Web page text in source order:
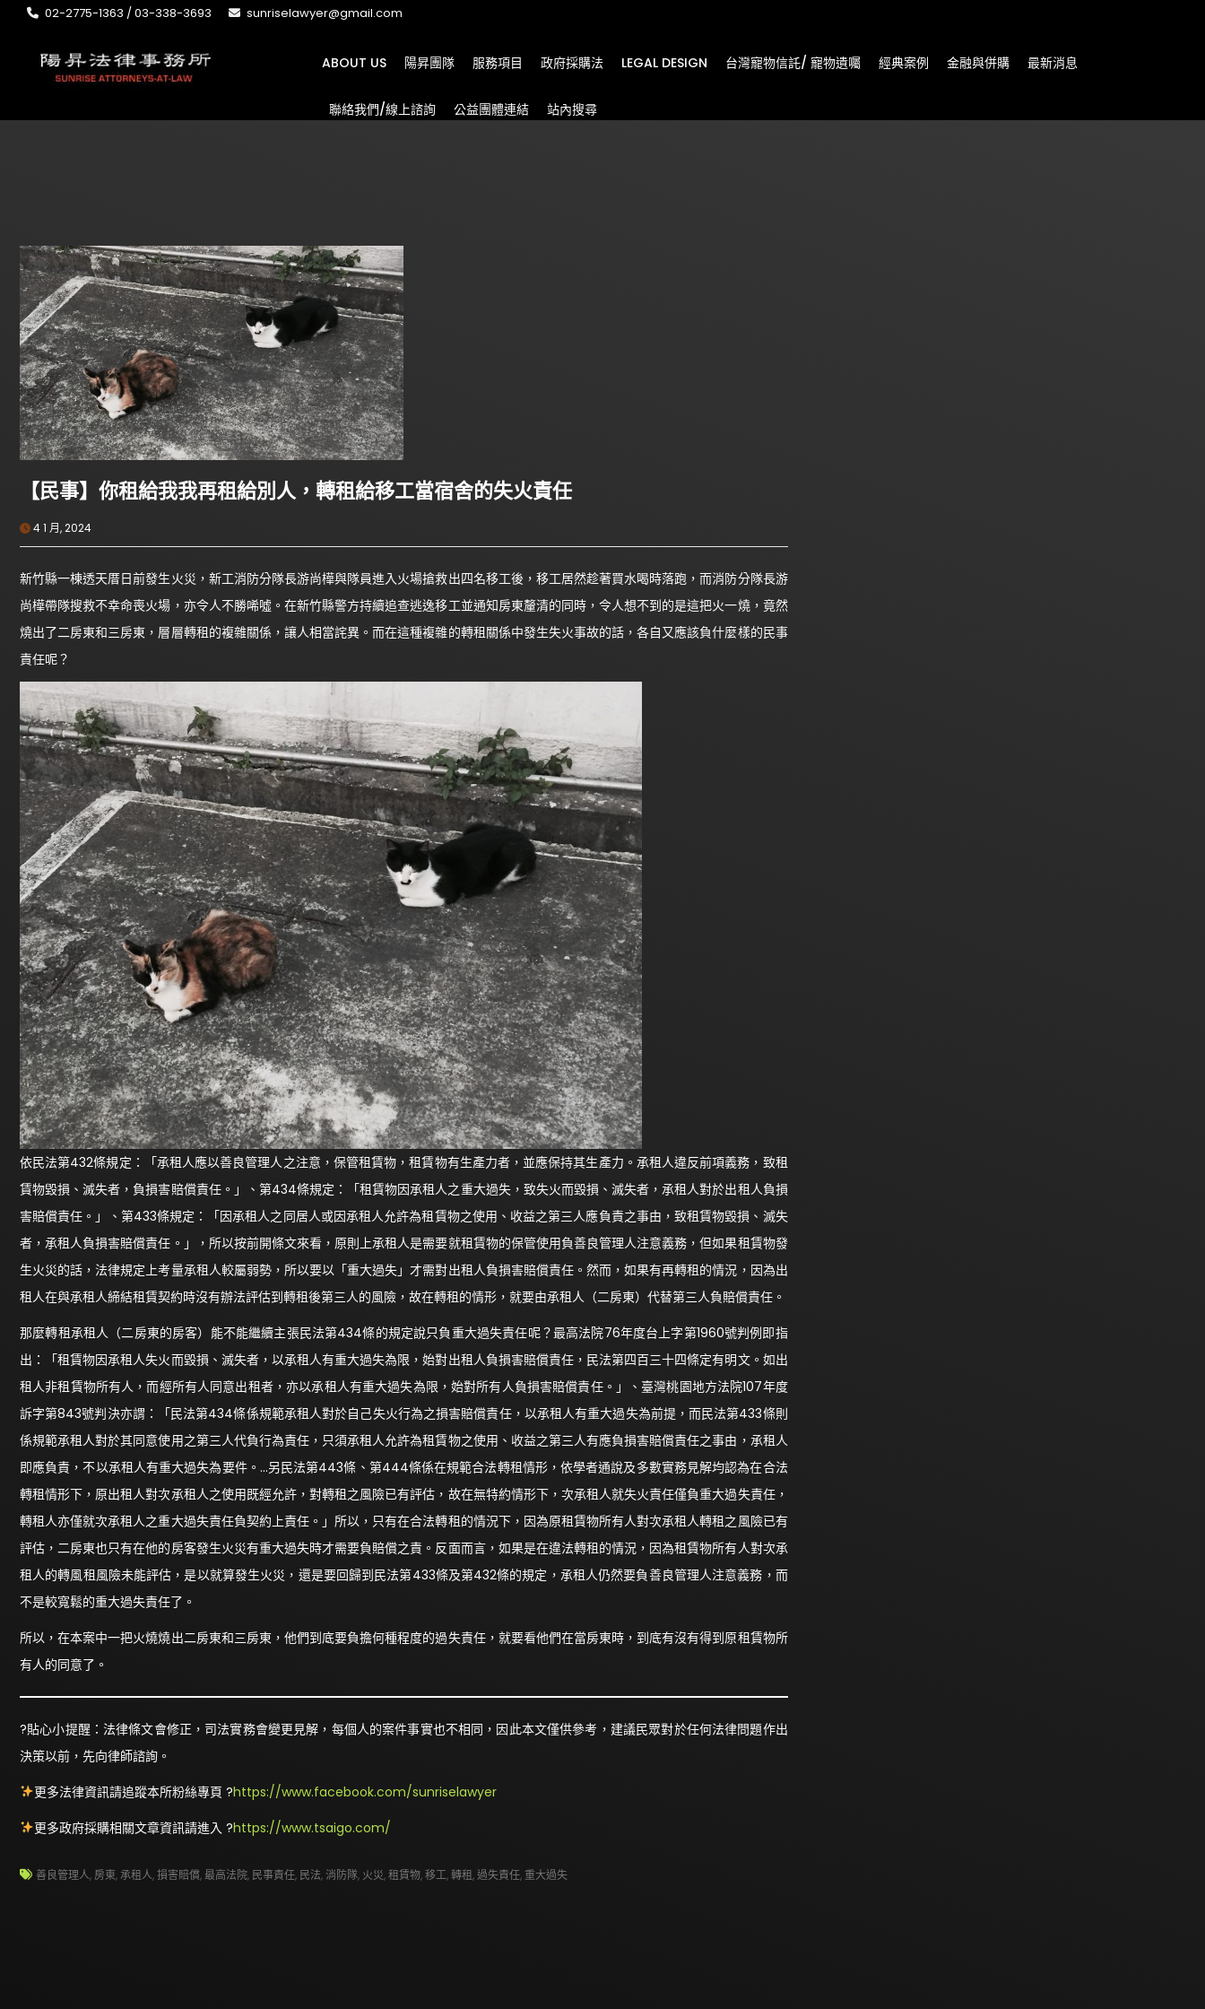
02-2775-1363 / 03-338-3693 sunriselawyer@gmail.com
ABOUT US 陽昇團隊 服務項目 政府採購法 LEGAL DESIGN 台灣寵物信託/ 寵物遺囑 經典案例 金融與併購 最新消息
聯絡我們/線上諮詢 公益團體連結 站內搜尋
【民事】你租給我我再租給別人，轉租給移工當宿舍的失火責任
4 1 月, 2024
新竹縣一棟透天厝日前發生火災，新工消防分隊長游尚樺與隊員進入火場搶救出四名移工後，移工居然趁著買水喝時落跑，而消防分隊長游
尚樺帶隊搜救不幸命喪火場，亦令人不勝唏噓。在新竹縣警方持續追查逃逸移工並通知房東釐清的同時，令人想不到的是這把火一燒，竟然
燒出了二房東和三房東，層層轉租的複雜關係，讓人相當詫異。而在這種複雜的轉租關係中發生失火事故的話，各自又應該負什麼樣的民事
責任呢？
依民法第432條規定：「承租人應以善良管理人之注意，保管租賃物，租賃物有生產力者，並應保持其生產力。承租人違反前項義務，致租
賃物毀損、滅失者，負損害賠償責任。」、第434條規定：「租賃物因承租人之重大過失，致失火而毀損、滅失者，承租人對於出租人負損
害賠償責任。」、第433條規定：「因承租人之同居人或因承租人允許為租賃物之使用、收益之第三人應負責之事由，致租賃物毀損、滅失
者，承租人負損害賠償責任。」，所以按前開條文來看，原則上承租人是需要就租賃物的保管使用負善良管理人注意義務，但如果租賃物發
生火災的話，法律規定上考量承租人較屬弱勢，所以要以「重大過失」才需對出租人負損害賠償責任。然而，如果有再轉租的情況，因為出
租人在與承租人締結租賃契約時沒有辦法評估到轉租後第三人的風險，故在轉租的情形，就要由承租人（二房東）代替第三人負賠償責任。
那麼轉租承租人（二房東的房客）能不能繼續主張民法第434條的規定說只負重大過失責任呢？最高法院76年度台上字第1960號判例即指
出：「租賃物因承租人失火而毀損、滅失者，以承租人有重大過失為限，始對出租人負損害賠償責任，民法第四百三十四條定有明文。如出
租人非租賃物所有人，而經所有人同意出租者，亦以承租人有重大過失為限，始對所有人負損害賠償責任。」、臺灣桃園地方法院107年度
訴字第843號判決亦謂：「民法第434條係規範承租人對於自己失火行為之損害賠償責任，以承租人有重大過失為前提，而民法第433條則
係規範承租人對於其同意使用之第三人代負行為責任，只須承租人允許為租賃物之使用、收益之第三人有應負損害賠償責任之事由，承租人
即應負責，不以承租人有重大過失為要件。…另民法第443條、第444條係在規範合法轉租情形，依學者通說及多數實務見解均認為在合法
轉租情形下，原出租人對次承租人之使用既經允許，對轉租之風險已有評估，故在無特約情形下，次承租人就失火責任僅負重大過失責任，
轉租人亦僅就次承租人之重大過失責任負契約上責任。」所以，只有在合法轉租的情況下，因為原租賃物所有人對次承租人轉租之風險已有
評估，二房東也只有在他的房客發生火災有重大過失時才需要負賠償之責。反面而言，如果是在違法轉租的情況，因為租賃物所有人對次承
租人的轉風租風險未能評估，是以就算發生火災，還是要回歸到民法第433條及第432條的規定，承租人仍然要負善良管理人注意義務，而
不是較寬鬆的重大過失責任了。
所以，在本案中一把火燒燒出二房東和三房東，他們到底要負擔何種程度的過失責任，就要看他們在當房東時，到底有沒有得到原租賃物所
有人的同意了。
?貼心小提醒：法律條文會修正，司法實務會變更見解，每個人的案件事實也不相同，因此本文僅供參考，建議民眾對於任何法律問題作出
決策以前，先向律師諮詢。
更多法律資訊請追蹤本所粉絲專頁 ?https://www.facebook.com/sunriselawyer
更多政府採購相關文章資訊請進入 ?https://www.tsaigo.com/
善良管理人, 房東,承租人,損害賠償,最高法院, 民事責任, 民法,消防隊, 火災,租賃物,移工,轉租,過失責任, 重大過失